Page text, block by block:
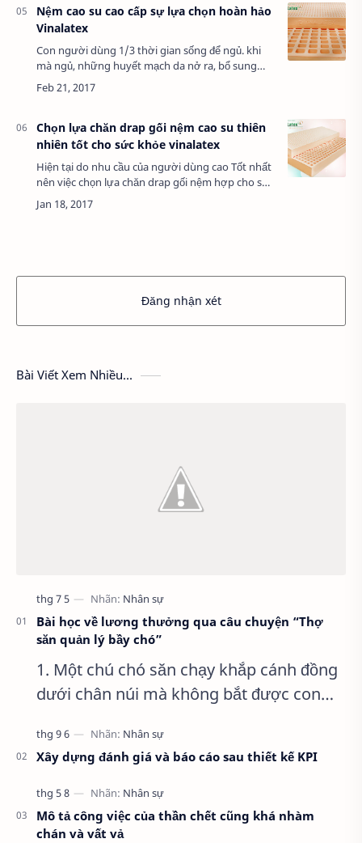
Nệm cao su cao cấp sự lựa chọn hoàn hảo
Vinalatex
Con người dùng 1/3 thời gian sống để ngủ. khi
mà ngủ, những huyết mạch da nở ra, bổ sung
dinh dưỡng và oxy cho da, đồng thời bài tiết các
chất độc hại ra khỏi cơ thể. một giấc ngủ…
Chọn lựa chăn drap gối nệm cao su thiên
nhiên tốt cho sức khỏe vinalatex
Hiện tại do nhu cầu của người dùng cao Tốt nhất
nên việc chọn lựa chăn drap gối nệm hợp cho sức
khỏe càng thêm khó khăn vì thế các dòng chăn,
drap, gối, nệm cao su thiên nhiê…
Đăng nhận xét
Bài Viết Xem Nhiều...
Bài học về lương thưởng qua câu chuyện “Thợ
săn quản lý bầy chó”
1. Một chú chó săn chạy khắp cánh đồng
dưới chân núi mà không bắt được con
Xây dựng đánh giá và báo cáo sau thiết kế KPI
Mô tả công việc của thần chết cũng khá nhàm
chán và vất vả